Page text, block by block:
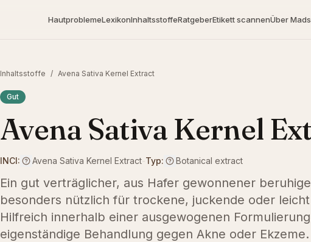
HautproblemeLexikonInhaltsstoffeRatgeberEtikett scannenÜber Mads
Inhaltsstoffe / Avena Sativa Kernel Extract
Gut
Avena Sativa Kernel
INCI: Avena Sativa Kernel Extract-Typ: Botanical extract
Ein gut verträglicher, aus Hafer gewonnener
besonders nützlich für trockene, juckende oder
Hilfreich innerhalb einer ausgewogenen
eigenständige Behandlung gegen Akne oder Ekzeme.